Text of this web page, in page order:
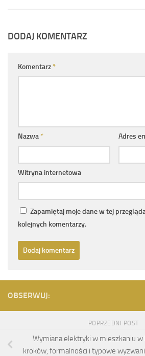
DODAJ KOMENTARZ
Komentarz*
Nazwa* Adres
Witryna internetowa
Zapamiętaj moje dane w tej
kolejnych komentarzy.
OBSERWUJ:
POPRZEDNI POST
Wymiana elektryki w mieszkaniu
kroków, formalności i typowe